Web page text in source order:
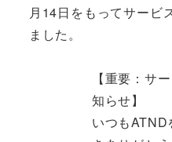
月14日をもってサービ
ました。
【重要：サ
知らせ】
いつも